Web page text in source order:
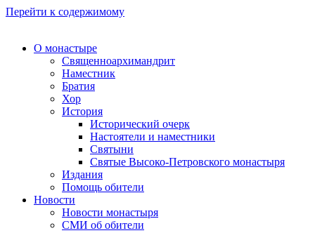
Перейти к содержимому
О монастыре
Священноархимандрит
Наместник
Братия
Хор
История
Исторический очерк
Настоятели и наместники
Святыни
Святые Высоко-Петровского монастыря
Издания
Помощь обители
Новости
Новости монастыря
СМИ об обители